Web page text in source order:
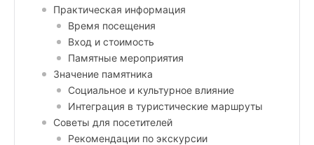
Практическая информация
Время посещения
Вход и стоимость
Памятные мероприятия
Значение памятника
Социальное и культурное влияние
Интеграция в туристические маршруты
Советы для посетителей
Рекомендации по экскурсии